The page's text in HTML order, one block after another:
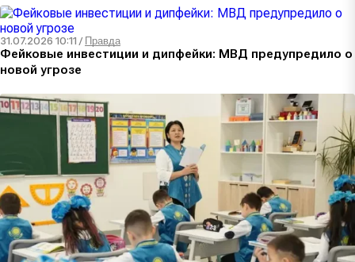
31.07.2026 10:11 / Правда
Фейковые инвестиции и дипфейки: МВД предупредило о
новой угрозе